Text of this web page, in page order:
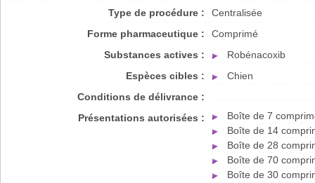
Type de procédure :
Centralisée
Forme pharmaceutique :
Comprimé
Substances actives :
Robénacoxib
Espèces cibles :
Chien
Conditions de délivrance :
Présentations autorisées :
Boîte de 7
Boîte de 14
Boîte de 28
Boîte de 70
Boîte de 30